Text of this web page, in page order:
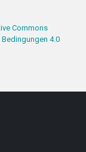
Commons
4.0